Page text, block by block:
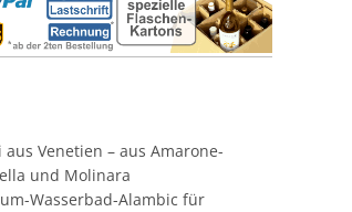
Venetien – aus Amarone-
und Molinara
Wasserbad-Alambic für